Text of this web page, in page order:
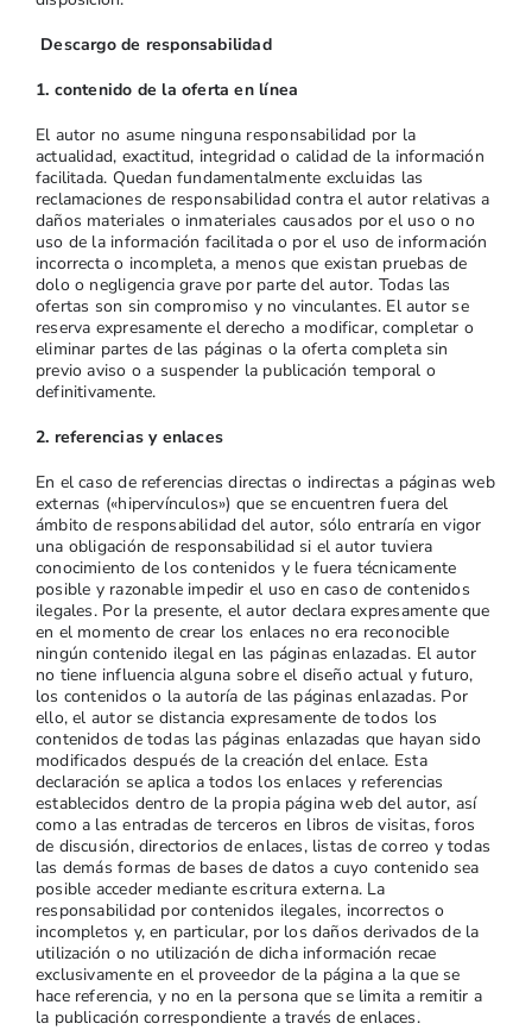
Descargo de responsabilidad
1. contenido de la oferta en línea
El autor no asume ninguna responsabilidad por la
actualidad, exactitud, integridad o calidad de la información
facilitada. Quedan fundamentalmente excluidas las
reclamaciones de responsabilidad contra el autor relativas a
daños materiales o inmateriales causados por el uso o no
uso de la información facilitada o por el uso de información
incorrecta o incompleta, a menos que existan pruebas de
dolo o negligencia grave por parte del autor. Todas las
ofertas son sin compromiso y no vinculantes. El autor se
reserva expresamente el derecho a modificar, completar o
eliminar partes de las páginas o la oferta completa sin
previo aviso o a suspender la publicación temporal o
definitivamente.
2. referencias y enlaces
En el caso de referencias directas o indirectas a páginas web
externas («hipervínculos») que se encuentren fuera del
ámbito de responsabilidad del autor, sólo entraría en vigor
una obligación de responsabilidad si el autor tuviera
conocimiento de los contenidos y le fuera técnicamente
posible y razonable impedir el uso en caso de contenidos
ilegales. Por la presente, el autor declara expresamente que
en el momento de crear los enlaces no era reconocible
ningún contenido ilegal en las páginas enlazadas. El autor
no tiene influencia alguna sobre el diseño actual y futuro,
los contenidos o la autoría de las páginas enlazadas. Por
ello, el autor se distancia expresamente de todos los
contenidos de todas las páginas enlazadas que hayan sido
modificados después de la creación del enlace. Esta
declaración se aplica a todos los enlaces y referencias
establecidos dentro de la propia página web del autor, así
como a las entradas de terceros en libros de visitas, foros
de discusión, directorios de enlaces, listas de correo y todas
las demás formas de bases de datos a cuyo contenido sea
posible acceder mediante escritura externa. La
responsabilidad por contenidos ilegales, incorrectos o
incompletos y, en particular, por los daños derivados de la
utilización o no utilización de dicha información recae
exclusivamente en el proveedor de la página a la que se
hace referencia, y no en la persona que se limita a remitir a
la publicación correspondiente a través de enlaces.